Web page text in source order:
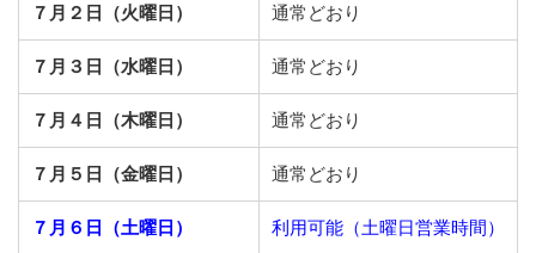
７月２日（火曜日） 通常どおり
７月３日（水曜日） 通常どおり
７月４日（木曜日） 通常どおり
７月５日（金曜日） 通常どおり
７月６日（土曜日） 利用可能（土曜日営業時間）